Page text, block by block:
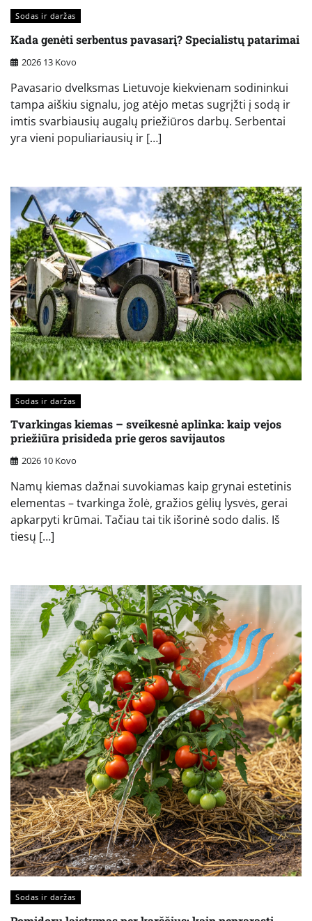
Sodas ir daržas
Kada genėti serbentus pavasarį? Specialistų patarimai
2026 13 Kovo
Pavasario dvelksmas Lietuvoje kiekvienam sodininkui
tampa aiškiu signalu, jog atėjo metas sugrįžti į sodą ir
imtis svarbiausių augalų priežiūros darbų. Serbentai
yra vieni populiariausių ir […]
Sodas ir daržas
Tvarkingas kiemas – sveikesnė aplinka: kaip vejos
priežiūra prisideda prie geros savijautos
2026 10 Kovo
Namų kiemas dažnai suvokiamas kaip grynai estetinis
elementas – tvarkinga žolė, gražios gėlių lysvės, gerai
apkarpyti krūmai. Tačiau tai tik išorinė sodo dalis. Iš
tiesų […]
Sodas ir daržas